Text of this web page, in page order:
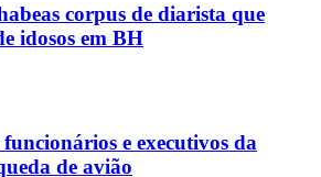
corpus de diarista que
idosos em BH
e executivos da
de avião